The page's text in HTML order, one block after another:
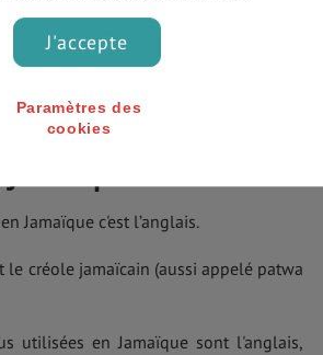
sont tous des rastas
sont agressifs
écoutent du reggae
Jamaïque c'est l’anglais.
le créole jamaïcain (aussi appelé patwa
utilisées en Jamaïque sont l'anglais,
J'accepte
Paramètres des
cookies